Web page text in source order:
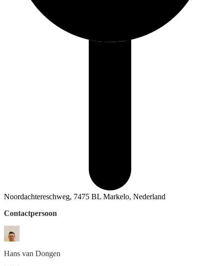
Noordachtereschweg, 7475 BL Markelo, Nederland
Contactpersoon
Hans van Dongen